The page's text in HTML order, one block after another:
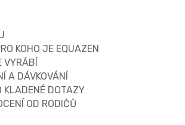
KOHO JE EQUAZEN
VYRÁBÍ
A DÁVKOVÁNÍ
KLADENÉ DOTAZY
OD RODIČŮ